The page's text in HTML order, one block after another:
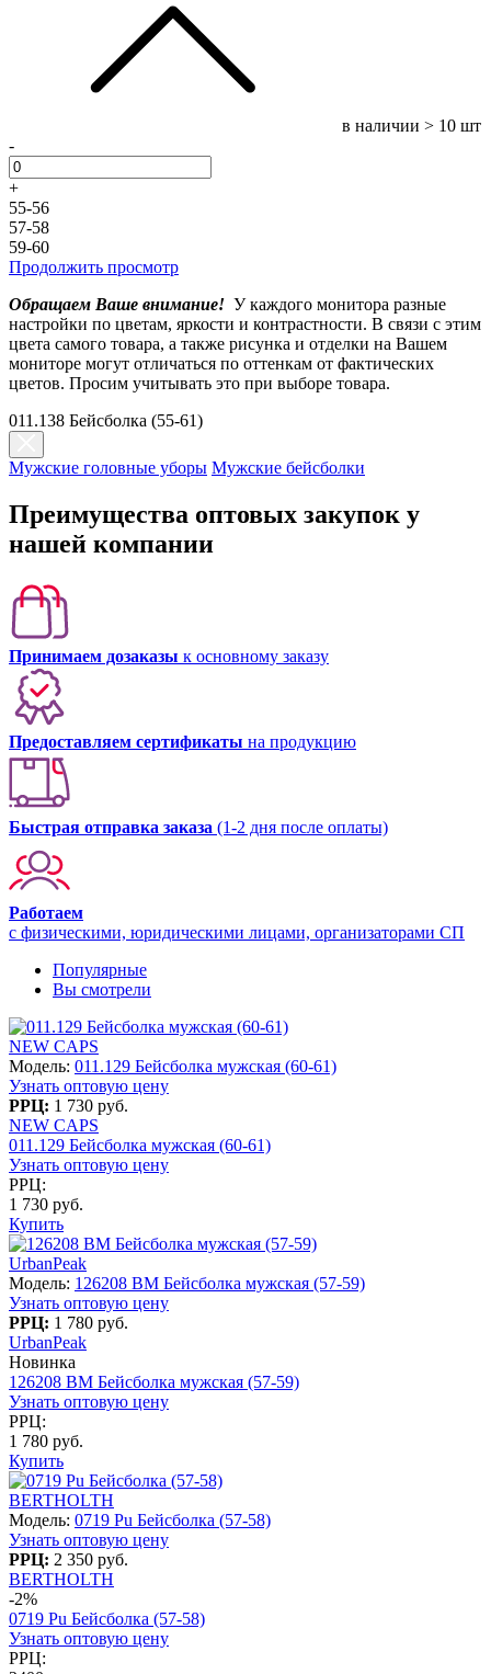
в наличии > 10 шт
-
+
55-56
57-58
59-60
Продолжить просмотр
Обращаем Ваше внимание! У каждого монитора разные
настройки по цветам, яркости и контрастности. В связи с этим
цвета самого товара, а также рисунка и отделки на Вашем
мониторе могут отличаться по оттенкам от фактических
цветов. Просим учитывать это при выборе товара.
011.138 Бейсболка (55-61)
Мужские головные уборы Мужские бейсболки
Преимущества оптовых закупок у
нашей компании
Принимаем дозаказы к основному заказу
Предоставляем сертификаты на продукцию
Быстрая отправка заказа (1-2 дня после оплаты)
Работаем
с физическими, юридическими лицами, организаторами СП
Популярные
Вы смотрели
NEW CAPS
Модель: 011.129 Бейсболка мужская (60-61)
Узнать оптовую цену
РРЦ: 1 730 руб.
NEW CAPS
011.129 Бейсболка мужская (60-61)
Узнать оптовую цену
РРЦ:
1 730 руб.
Купить
UrbanPeak
Модель: 126208 BM Бейсболка мужская (57-59)
Узнать оптовую цену
РРЦ: 1 780 руб.
UrbanPeak
Новинка
126208 BM Бейсболка мужская (57-59)
Узнать оптовую цену
РРЦ:
1 780 руб.
Купить
BERTHOLTH
Модель: 0719 Pu Бейсболка (57-58)
Узнать оптовую цену
РРЦ: 2 350 руб.
BERTHOLTH
-2%
0719 Pu Бейсболка (57-58)
Узнать оптовую цену
РРЦ: